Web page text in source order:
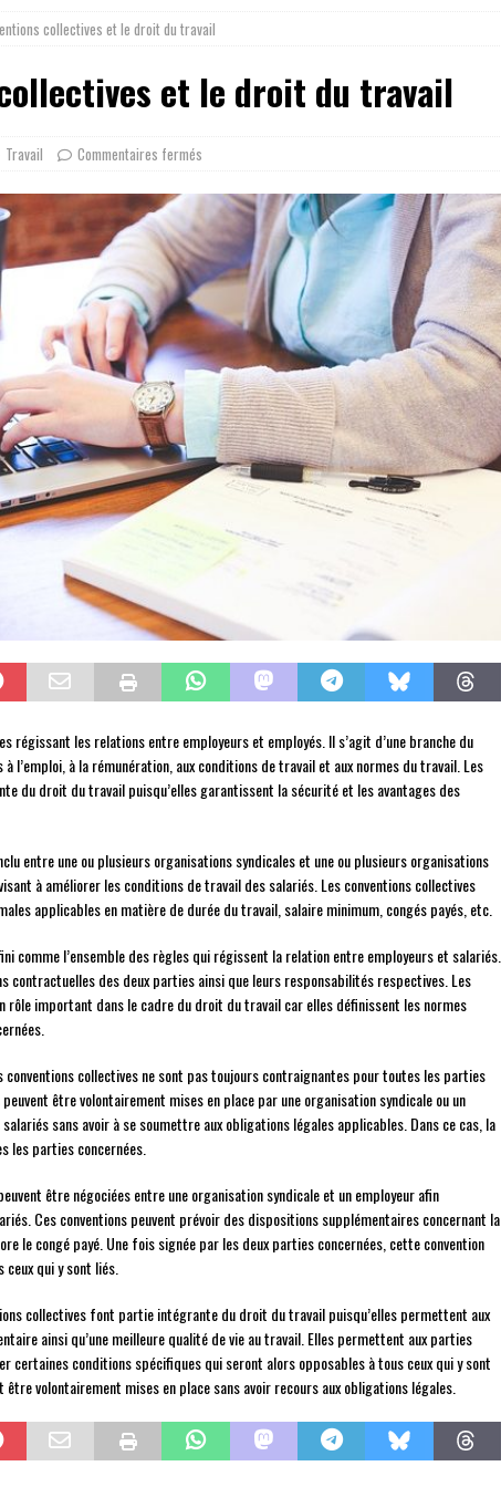
collectives et le droit du travail
et le droit du travail
Travail Commentaires fermés
régissant les relations entre employeurs et employés. Il s’agit d’une branche du
à la rémunération, aux conditions de travail et aux normes du travail. Les
du droit du travail puisqu’elles garantissent la sécurité et les avantages des
entre une ou plusieurs organisations syndicales et une ou plusieurs organisations
à améliorer les conditions de travail des salariés. Les conventions collectives
applicables en matière de durée du travail, salaire minimum, congés payés, etc.
comme l’ensemble des règles qui régissent la relation entre employeurs et salariés.
contractuelles des deux parties ainsi que leurs responsabilités respectives. Les
rôle important dans le cadre du droit du travail car elles définissent les normes
collectives ne sont pas toujours contraignantes pour toutes les parties
être volontairement mises en place par une organisation syndicale ou un
sans avoir à se soumettre aux obligations légales applicables. Dans ce cas, la
les parties concernées.
être négociées entre une organisation syndicale et un employeur afin
Ces conventions peuvent prévoir des dispositions supplémentaires concernant la
le congé payé. Une fois signée par les deux parties concernées, cette convention
qui y sont liés.
collectives font partie intégrante du droit du travail puisqu’elles permettent aux
ainsi qu’une meilleure qualité de vie au travail. Elles permettent aux parties
certaines conditions spécifiques qui seront alors opposables à tous ceux qui y sont
volontairement mises en place sans avoir recours aux obligations légales.